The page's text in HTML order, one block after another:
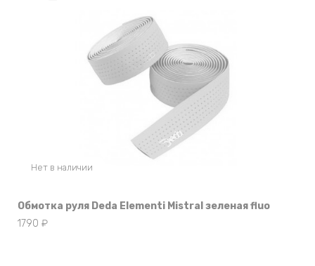
Нет в наличии
Обмотка руля Deda Elementi Mistral зеленая fluo
1790 ₽